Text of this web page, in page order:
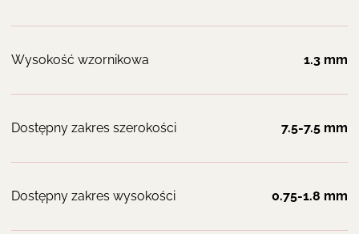
Wysokość wzornikowa 1.3 mm
Dostępny zakres szerokości 7.5-7.5 mm
Dostępny zakres wysokości 0.75-1.8 mm